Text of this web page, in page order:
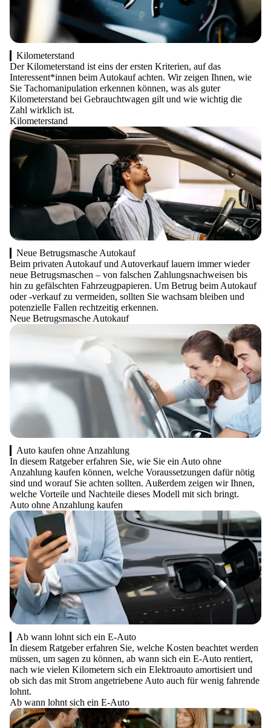
Kilometerstand
Der Kilometerstand ist eins der ersten Kriterien, auf das
Interessent*innen beim Autokauf achten. Wir zeigen Ihnen, wie
Sie Tachomanipulation erkennen können, was als guter
Kilometerstand bei Gebrauchtwagen gilt und wie wichtig die
Zahl wirklich ist.
Kilometerstand
Neue Betrugsmasche Autokauf
Beim privaten Autokauf und Autoverkauf lauern immer wieder
neue Betrugsmaschen – von falschen Zahlungsnachweisen bis
hin zu gefälschten Fahrzeugpapieren. Um Betrug beim Autokauf
oder -verkauf zu vermeiden, sollten Sie wachsam bleiben und
potenzielle Fallen rechtzeitig erkennen.
Neue Betrugsmasche Autokauf
Auto kaufen ohne Anzahlung
In diesem Ratgeber erfahren Sie, wie Sie ein Auto ohne
Anzahlung kaufen können, welche Voraussetzungen dafür nötig
sind und worauf Sie achten sollten. Außerdem zeigen wir Ihnen,
welche Vorteile und Nachteile dieses Modell mit sich bringt.
Auto ohne Anzahlung kaufen
Ab wann lohnt sich ein E-Auto
In diesem Ratgeber erfahren Sie, welche Kosten beachtet werden
müssen, um sagen zu können, ab wann sich ein E-Auto rentiert,
nach wie vielen Kilometern sich ein Elektroauto amortisiert und
ob sich das mit Strom angetriebene Auto auch für wenig fahrende
lohnt.
Ab wann lohnt sich ein E-Auto